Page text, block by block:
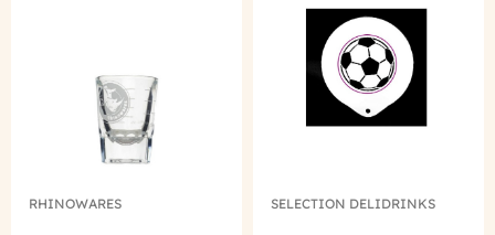
Add to wishlist
RHINOWARES SELECTION DELIDRINKS